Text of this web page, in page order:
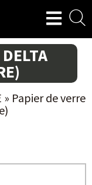
» Papier de verre